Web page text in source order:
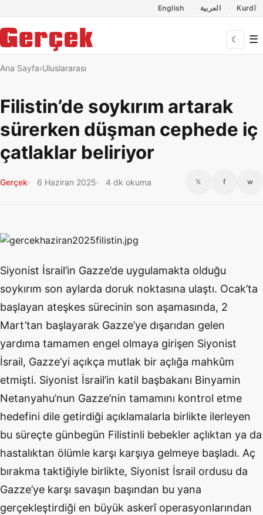
English العربية Kurdî
☾ ☰
Ana Sayfa Uluslararası
Filistin’de soykırım artarak
sürerken düşman cephede iç
çatlaklar beliriyor
Gerçek 6 Haziran 2025 4 dk okuma 𝕏 f w
Siyonist İsrail’in Gazze’de uygulamakta olduğu
soykırım son aylarda doruk noktasına ulaştı. Ocak’ta
başlayan ateşkes sürecinin son aşamasında, 2
Mart’tan başlayarak Gazze’ye dışarıdan gelen
yardıma tamamen engel olmaya girişen Siyonist
İsrail, Gazze’yi açıkça mutlak bir açlığa mahkûm
etmişti. Siyonist İsrail’in katil başbakanı Binyamin
Netanyahu’nun Gazze’nin tamamını kontrol etme
hedefini dile getirdiği açıklamalarla birlikte ilerleyen
bu süreçte günbegün Filistinli bebekler açlıktan ya da
hastalıktan ölümle karşı karşıya gelmeye başladı. Aç
bırakma taktiğiyle birlikte, Siyonist İsrail ordusu da
Gazze’ye karşı savaşın başından bu yana
gerçekleştirdiği en büyük askerî operasyonlarından